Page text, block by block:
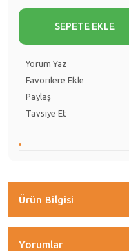
SEPETE EKLE
Yorum Yaz
Paylaş
Tavsiye Et
Ürün Bilgisi
Yorumlar